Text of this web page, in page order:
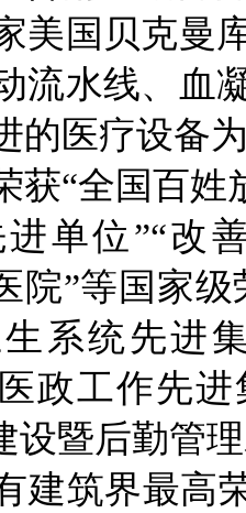
美国贝克曼
流水线、血
的医疗设备
“全国百姓
单位”“改
院”等国家
系统先进
政工作先
设暨后勤管
建筑界最高